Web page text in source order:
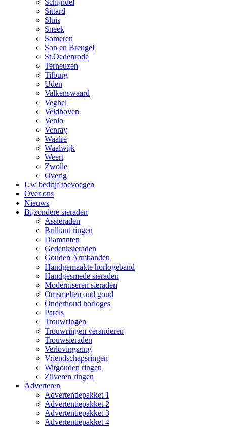
Sittard
Sluis
Sneek
Someren
Son en Breugel
St.Oedenrode
Terneuzen
Tilburg
Uden
Valkenswaard
Veghel
Veldhoven
Venlo
Venray
Waalre
Waalwijk
Weert
Zwolle
Overig
Uw bedrijf toevoegen
Over ons
Nieuws
Bijzondere sieraden
Assieraden
Brilliant ringen
Diamanten
Gedenksieraden
Gouden Armbanden
Handgemaakte horlogeband
Handgesmede sieraden
Moderniseren sieraden
Omsmelten oud goud
Onderhoud horloges
Parels
Trouwringen
Trouwringen veranderen
Trouwsieraden
Verlovingsring
Vriendschapsringen
Witgouden ringen
Zilveren ringen
Adverteren
Advertentiepakket 1
Advertentiepakket 2
Advertentiepakket 3
Advertentiepakket 4